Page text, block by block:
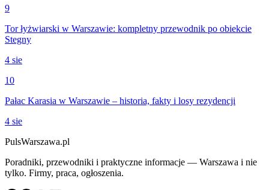
9
Tor łyżwiarski w Warszawie: kompletny przewodnik po obiekcie
Stegny
4 sie
10
Pałac Karasia w Warszawie – historia, fakty i losy rezydencji
4 sie
PulsWarszawa.pl
Poradniki, przewodniki i praktyczne informacje — Warszawa i nie
tylko. Firmy, praca, ogłoszenia.